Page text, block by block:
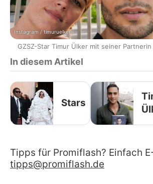
Instagram / timuruelker
GZSZ-Star Timur Ülker mit seiner
In diesem Artikel
Stars
Tipps für Promiflash? Einfach
tipps@promiflash.de